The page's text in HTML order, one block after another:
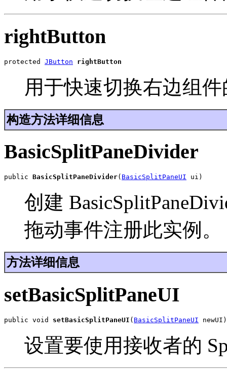
rightButton
protected JButton rightButton
用于快速切换右边组
构造方法详细信息
BasicSplitPaneDivider
public BasicSplitPaneDivider( BasicSplitPaneUI ui)
创建
拖动事件注册此实例。
方法详细信息
setBasicSplitPaneUI
public void setBasicSplitPaneUI ( BasicSplitPaneUI newUI)
设置要使用接收者的